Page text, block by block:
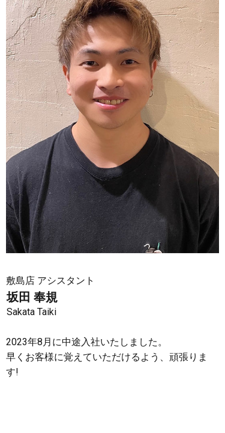
敷島店 アシスタント
坂田 奉規
Sakata Taiki
2023年8月に中途入社いたしました。
早くお客様に覚えていただけるよう、頑張りま
す!